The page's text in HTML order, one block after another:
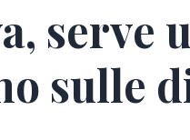
serve
sulle